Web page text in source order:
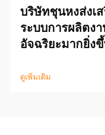
บริษัทชุนหงส่งเ
ระบบการผลิตง
อัจฉริยะมากยิ่ง
ดูเพิ่มเติม